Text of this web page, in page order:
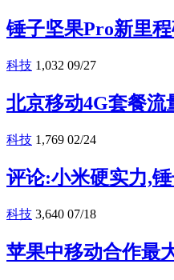
锤子坚果Pro新里程
科技 1,032 09/27
北京移动4G套餐流
科技 1,769 02/24
评论:小米硬实力,
科技 3,640 07/18
苹果中移动合作最